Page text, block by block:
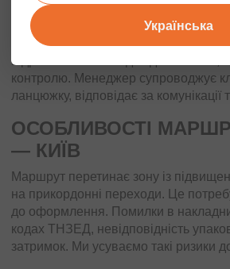
Коли мова йде про
про збірні партії за напрямком
відрізняється: завжди єдина логіка,
контролю. Менеджер супроводжує
ланцюжку, відповідає за комунікації
ОСОБЛИВОСТІ
— КИЇВ
Маршрут перетинає зону із
на прикордонні переходи. Це
до оформлення. Помилки в
кодах ТНЗЕД, невідповідність
затримок. Ми усуваємо такі ризики
Українська